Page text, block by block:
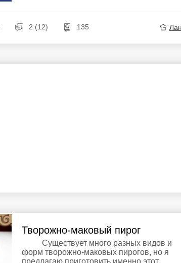
2 (12) 135
Творожно-маковый пирог
Существует много разных видов и
форм творожно-маковых пирогов, но я